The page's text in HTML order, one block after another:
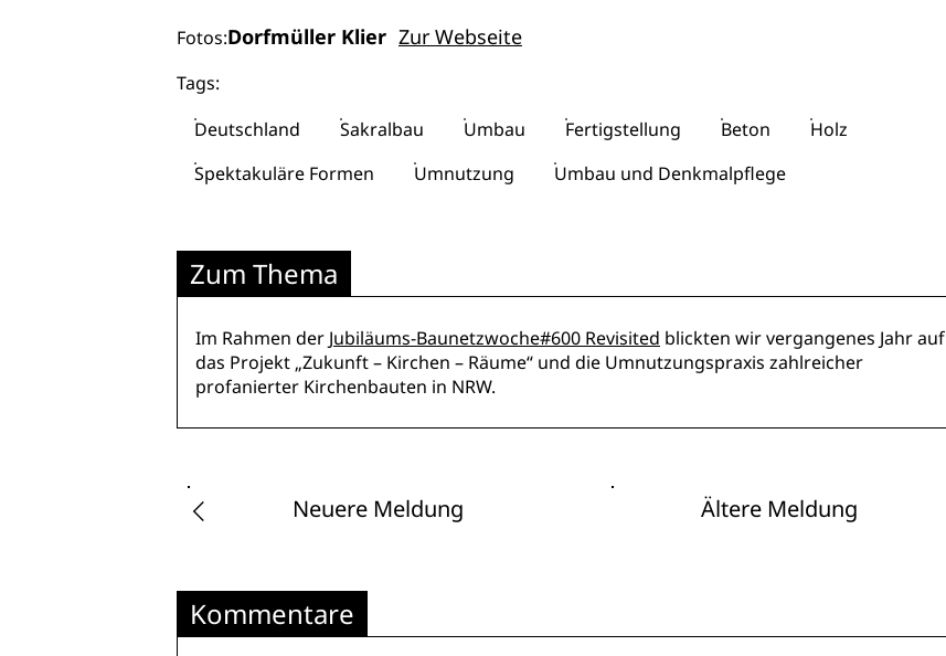
Fotos:Dorfmüller Klier Zur Webseite
Tags:
Deutschland
Sakralbau Umbau Fertigstellung Beton
Holz
Spektakuläre Formen
Umnutzung Umbau und Denkmalpflege
Zum Thema
Im Rahmen der Jubiläums-Baunetzwoche#600 Revisited blickten wir vergangenes Jahr auf
das Projekt „Zukunft – Kirchen – Räume“ und die Umnutzungspraxis zahlreicher
profanierter Kirchenbauten in NRW.
Neuere Meldung Ältere Meldung
Kommentare